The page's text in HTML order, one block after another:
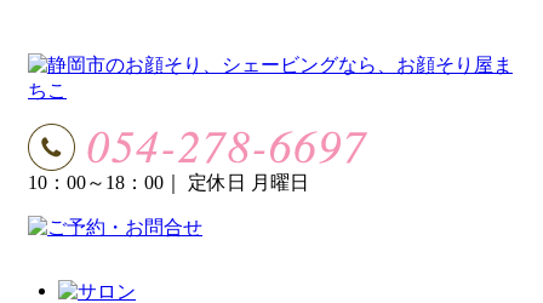
10：00～18：00 ｜ 定休日 月曜日